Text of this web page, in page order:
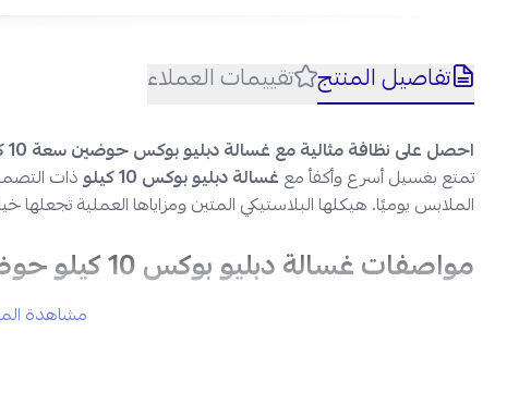
تفاصيل المنتج تقييمات العملاء
احصل على نظافة مثالية مع غسالة دبليو بوكس حوضين سعة 10 كيلو!
تمتع بغسيل أسرع وأكفأ مع غسالة دبليو بوكس 10 كيلو
ذات
الملابس يوميًا. هيكلها البلاستيكي المتين ومزاياها العملية
مواصفات غسالة دبليو بوكس 10 كيلو حوضين – تحميل علوي:
مشاهدة